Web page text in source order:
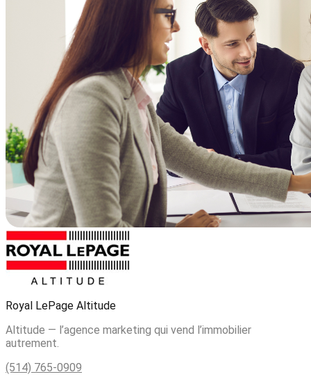
Royal LePage Altitude
Altitude — l’agence marketing qui vend l’immobilier
autrement.
(514) 765-0909